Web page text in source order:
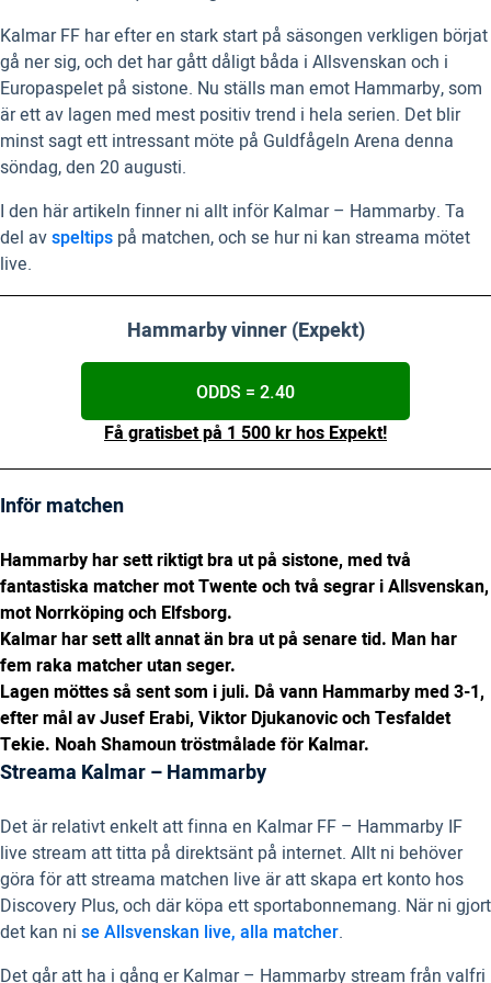
Kalmar FF har efter en stark start på säsongen verkligen börjat
gå ner sig, och det har gått dåligt båda i Allsvenskan och i
Europaspelet på sistone. Nu ställs man emot Hammarby, som
är ett av lagen med mest positiv trend i hela serien. Det blir
minst sagt ett intressant möte på Guldfågeln Arena denna
söndag, den 20 augusti.
I den här artikeln finner ni allt inför Kalmar – Hammarby. Ta
del avspeltips på matchen, och se hur ni kan streama mötet
live.
Hammarby vinner (Expekt)
ODDS = 2.40
Få gratisbet på 1 500 kr hos Expekt!
Inför matchen
Hammarby har sett riktigt bra ut på sistone, med två
fantastiska matcher mot Twente och två segrar i Allsvenskan,
mot Norrköping och Elfsborg.
Kalmar har sett allt annat än bra ut på senare tid. Man har
fem raka matcher utan seger.
Lagen möttes så sent som i juli. Då vann Hammarby med 3-1,
efter mål av Jusef Erabi, Viktor Djukanovic och Tesfaldet
Tekie. Noah Shamoun tröstmålade för Kalmar.
Streama Kalmar – Hammarby
Det är relativt enkelt att finna en Kalmar FF – Hammarby IF
live stream att titta på direktsänt på internet. Allt ni behöver
göra för att streama matchen live är att skapa ert konto hos
Discovery Plus, och där köpa ett sportabonnemang. När ni gjort
det kan ni se Allsvenskan live, alla matcher.
Det går att ha i gång er Kalmar – Hammarby stream från valfri